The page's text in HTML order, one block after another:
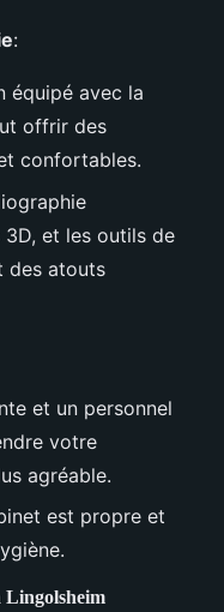
:
équipé avec la
offrir des
confortables.
3D, et les outils de
des atouts
et un personnel
votre
agréable.
est propre et
Lingolsheim